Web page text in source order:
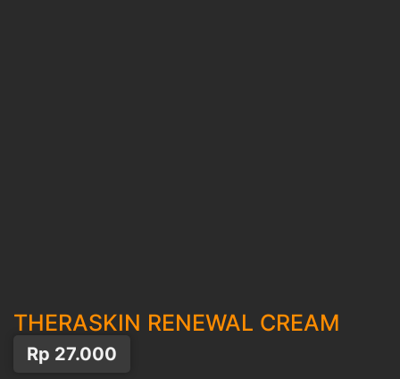
THERASKIN RENEWAL CREAM
Rp 27.000